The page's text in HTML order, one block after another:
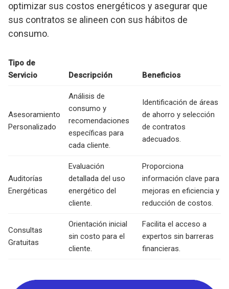
optimizar sus costos energéticos y asegurar que
sus contratos se alineen con sus hábitos de
consumo.
Tipo de
Servicio
Descripción Beneficios
Asesoramiento
Personalizado
Análisis de
consumo y
recomendaciones
específicas para
cada cliente.
Identificación de áreas
de ahorro y selección
de contratos
adecuados.
Auditorías
Energéticas
Evaluación
detallada del uso
energético del
cliente.
Proporciona
información clave para
mejoras en eficiencia y
reducción de costos.
Consultas
Gratuitas
Orientación inicial
sin costo para el
cliente.
Facilita el acceso a
expertos sin barreras
financieras.